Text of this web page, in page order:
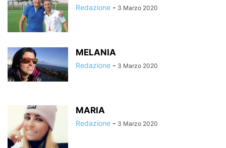
Redazione - 3 Marzo 2020
MELANIA
Redazione - 3 Marzo 2020
MARIA
Redazione - 3 Marzo 2020